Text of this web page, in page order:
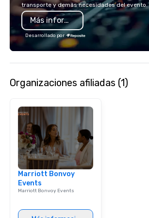
a Monterey Bay Trek.
transporte y demás necesidades del evento.
Más información
Desarrollado por
Organizaciones afiliadas (1)
Marriott Bonvoy
Events
Marriott Bonvoy Events